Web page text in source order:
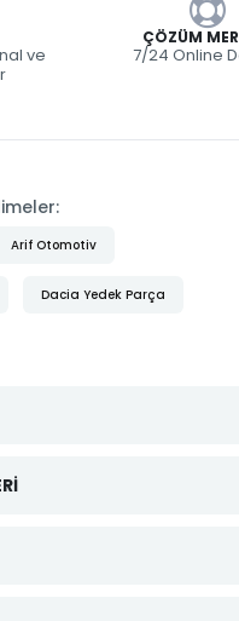
ve
ÇÖZÜM
7/24 Online
Arif Otomotiv
Dacia Yedek Parça